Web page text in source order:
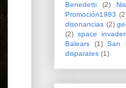
Benedetti
(2)
Promoción1983
disonancias (2)
(2) space
Balears
(1) San
disparates (1)